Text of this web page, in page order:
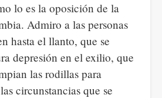
lo es la oposición de la
Admiro a las personas
hasta el llanto, que se
depresión en el exilio, que
las rodillas para
circunstancias que se